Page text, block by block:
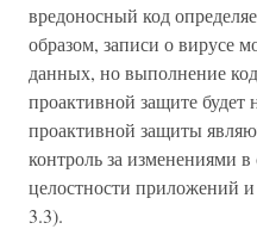
вредоносный код
образом, записи о вирусе
данных, но выполнение
проактивной защите
проактивной защиты
контроль за изменениями
целостности приложений
3.3).